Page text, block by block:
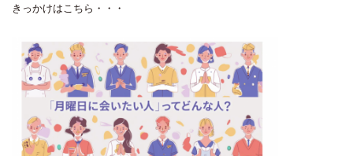
きっかけはこちら・・・